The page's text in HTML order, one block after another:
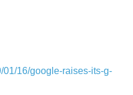
01/16/google-raises-its-g-